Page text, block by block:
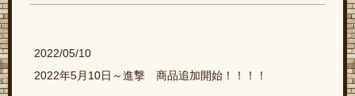
2022/05/10
2022年5月10日～進撃 商品追加開始！！！！